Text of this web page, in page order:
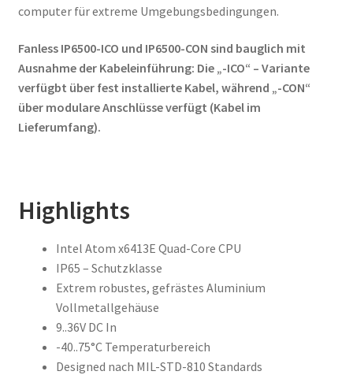
computer für extreme Umgebungsbedingungen.
Fanless IP6500-ICO und IP6500-CON sind bauglich mit
Ausnahme der Kabeleinführung: Die „-ICO“ – Variante
verfügbt über fest installierte Kabel, während „-CON“
über modulare Anschlüsse verfügt (Kabel im
Lieferumfang).
Highlights
Intel Atom x6413E Quad-Core CPU
IP65 – Schutzklasse
Extrem robustes, gefrästes Aluminium
Vollmetallgehäuse
9..36V DC In
-40..75°C Temperaturbereich
Designed nach MIL-STD-810 Standards